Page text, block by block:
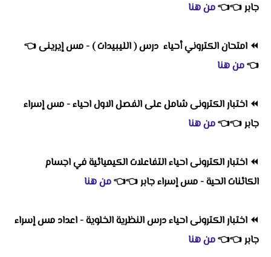
جابر👈
👈من هنا
⏪ امتحان الكتروني أحياء درس ( الليبيدات ) - مس إيرينى👈
👈من هنا
⏪ اختبار الكترونى شامل على الفصل الاول احياء - مس إسراء
جابر👈
👈من هنا
⏪ اختبار الكترونى احياء التفاعلات الكيميائية في اجسام
الكائنات الحية - مس إسراء جابر👈
👈من هنا
⏪ اختبار الكترونى احياء درس النظرية الخلوية - اعداد مس إسراء
جابر👈
👈من هنا